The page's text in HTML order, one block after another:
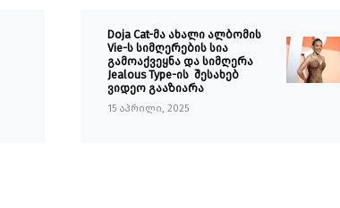
Doja Cat-მა ახალი ალბომის
Vie-ს სიმღერების სია
გამოაქვეყნა და სიმღერა
Jealous Type-ის შესახებ
ვიდეო გააზიარა
15 აპრილი, 2025